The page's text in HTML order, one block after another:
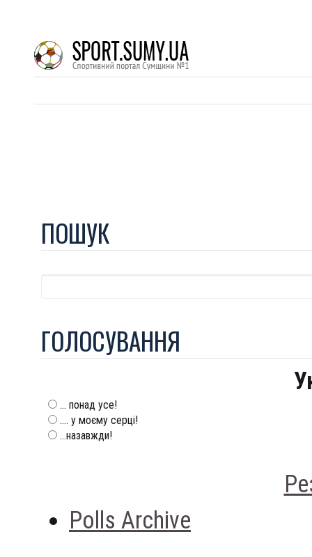
ПОШУК
ГОЛОСУВАННЯ
... понад усе!
.... у моєму серці!
...назавжди!
Polls Archive